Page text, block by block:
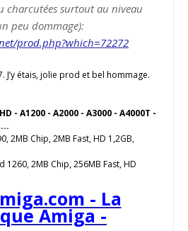
charcutées surtout au niveau
peu dommage):
prod.php?which=72272
J’y étais, jolie prod et bel hommage.
- A1200 - A2000 - A3000 - A4000T -
2MB Chip, 2MB Fast, HD 1,2GB,
1260, 2MB Chip, 256MB Fast, HD
- La
Amiga -